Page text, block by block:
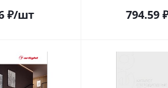
₽/шт 794.59₽